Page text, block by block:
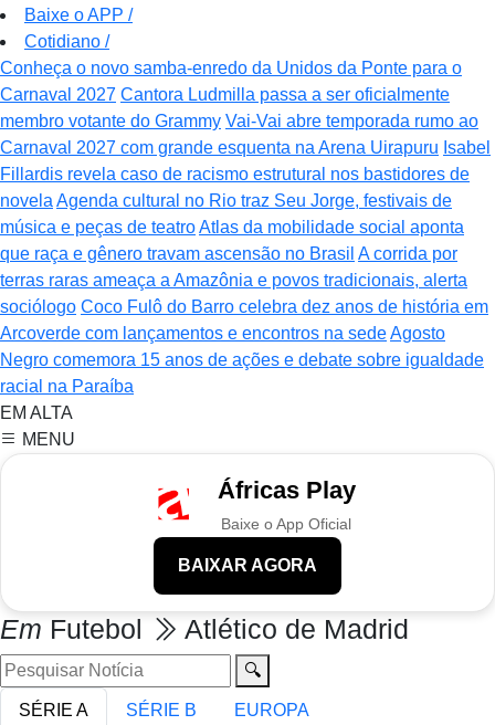
Baixe o APP /
Cotidiano /
Conheça o novo samba-enredo da Unidos da Ponte para o
Carnaval 2027 Cantora Ludmilla passa a ser oficialmente
membro votante do Grammy Vai-Vai abre temporada rumo ao
Carnaval 2027 com grande esquenta na Arena Uirapuru Isabel
Fillardis revela caso de racismo estrutural nos bastidores de
novelaAgenda cultural no Rio traz Seu Jorge, festivais de
música e peças de teatroAtlas da mobilidade social aponta
que raça e gênero travam ascensão no Brasil A corrida por
terras raras ameaça a Amazônia e povos tradicionais, alerta
sociólogo Coco Fulô do Barro celebra dez anos de história em
Arcoverde com lançamentos e encontros na sedeAgosto
Negro comemora 15 anos de ações e debate sobre igualdade
racial na Paraíba
EM ALTA
MENU
Áfricas Play
Baixe o App Oficial
BAIXAR AGORA
Em Futebol Atlético de Madrid
🔍
SÉRIE A SÉRIE B EUROPA